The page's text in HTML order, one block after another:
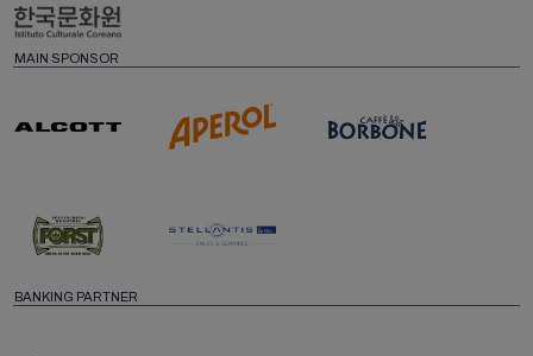
MAIN SPONSOR
BANKING PARTNER